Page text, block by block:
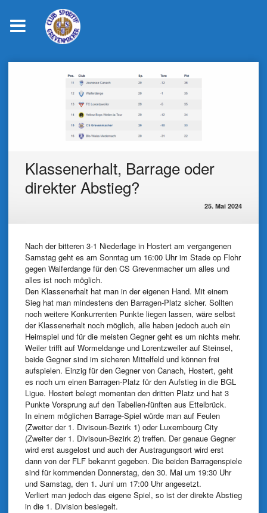
Klassenerhalt, Barrage oder
direkter Abstieg?
25. Mai 2024
Nach der bitteren 3-1 Niederlage in Hostert am vergangenen
Samstag geht es am Sonntag um 16:00 Uhr im Stade op Flohr
gegen Walferdange für den CS Grevenmacher um alles und
alles ist noch möglich.
Den Klassenerhalt hat man in der eigenen Hand. Mit einem
Sieg hat man mindestens den Barragen-Platz sicher. Sollten
noch weitere Konkurrenten Punkte liegen lassen, wäre selbst
der Klassenerhalt noch möglich, alle haben jedoch auch ein
Heimspiel und für die meisten Gegner geht es um nichts mehr.
Weiler trifft auf Wormeldange und Lorentzweiler auf Steinsel,
beide Gegner sind im sicheren Mittelfeld und können frei
aufspielen. Einzig für den Gegner von Canach, Hostert, geht
es noch um einen Barragen-Platz für den Aufstieg in die BGL
Ligue. Hostert belegt momentan den dritten Platz und hat 3
Punkte Vorsprung auf den Tabellen-fünften aus Ettelbrück.
In einem möglichen Barrage-Spiel würde man auf Feulen
(Zweiter der 1. Divisoun-Bezirk 1) oder Luxembourg City
(Zweiter der 1. Divisoun-Bezirk 2) treffen. Der genaue Gegner
wird erst ausgelost und auch der Austragungsort wird erst
dann von der FLF bekannt gegeben. Die beiden Barragenspiele
sind für kommenden Donnerstag, den 30. Mai um 19:30 Uhr
und Samstag, den 1. Juni um 17:00 Uhr angesetzt.
Verliert man jedoch das eigene Spiel, so ist der direkte Abstieg
in die 1. Division besiegelt.